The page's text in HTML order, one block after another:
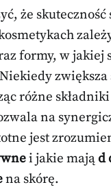
że skuteczność
formy, w jakiej
zwiększa
różne
na
jest
i jakie mająd
na skórę.